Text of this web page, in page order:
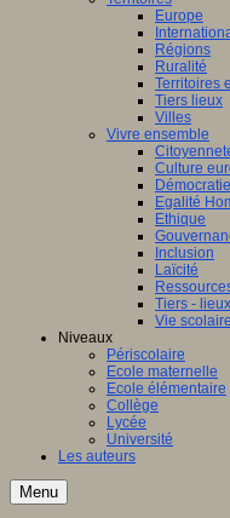
Europe
Régions
Ruralité
Territoires
Tiers lieux
Villes
Vivre ensemble
Culture
Démocratie
Egalité
Ethique
Inclusion
Laïcité
Tiers - lieux
Vie
Niveaux
Périscolaire
Ecole maternelle
Ecole élémentaire
Collège
Lycée
Université
Les auteurs
Menu